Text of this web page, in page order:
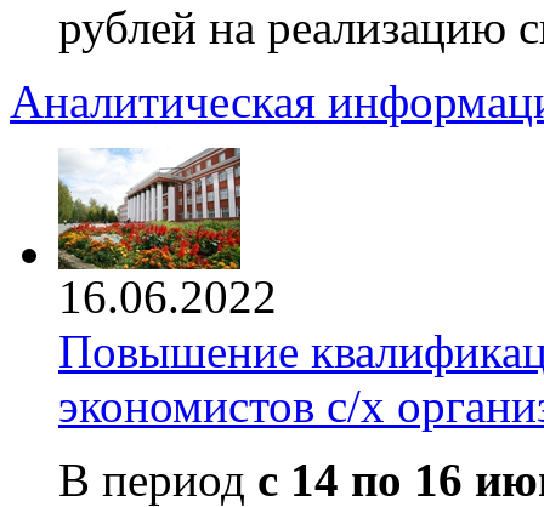
рублей на реализацию
Аналитическая
16.06.2022
Повышение
экономистов с/х
В период с 14 по 16